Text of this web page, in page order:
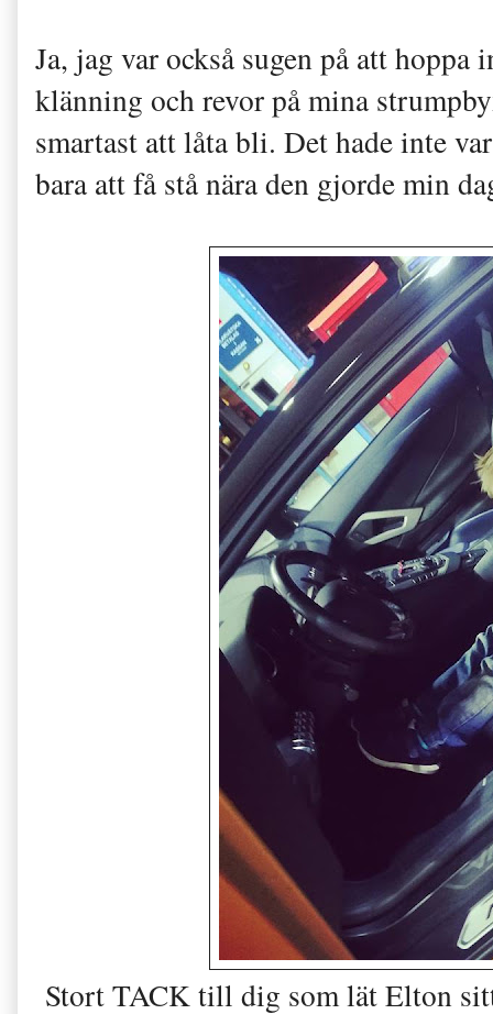
Ja, jag var också sugen på att hoppa
klänning och revor på mina
smartast att låta bli. Det hade inte
bara att få stå nära den gjorde min
Stort TACK till dig som lät Elton